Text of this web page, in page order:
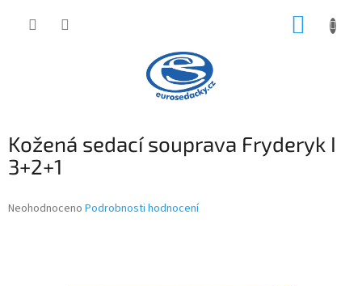
Kožená sedací souprava Fryderyk I
3+2+1
Průměrné
Neohodnoceno Podrobnosti hodnocení